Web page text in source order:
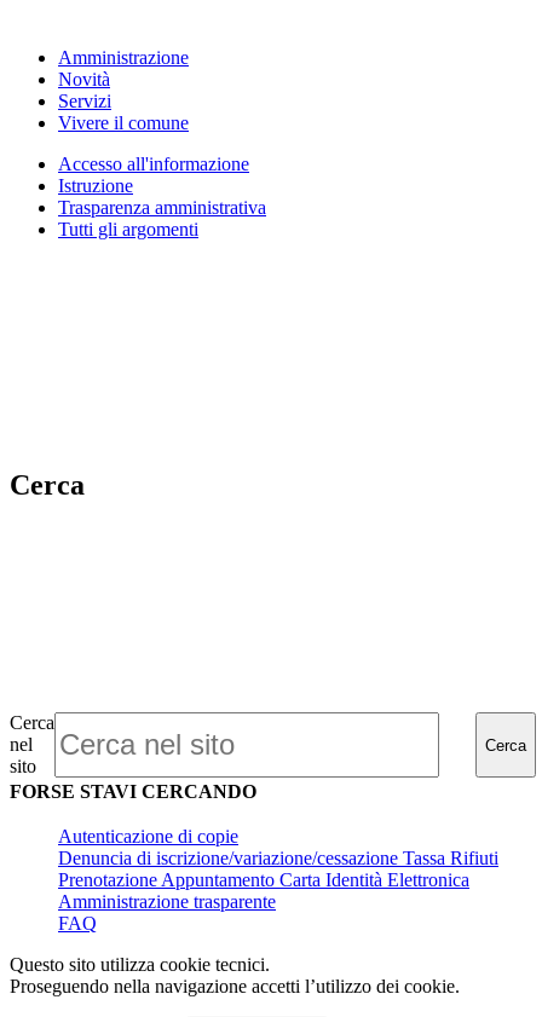
Amministrazione
Novità
Servizi
Vivere il comune
Accesso all'informazione
Istruzione
Trasparenza amministrativa
Tutti gli argomenti
Cerca
Cerca
nel
sito
Cerca
FORSE STAVI CERCANDO
Autenticazione di copie
Denuncia di iscrizione/variazione/cessazione Tassa Rifiuti
Prenotazione Appuntamento Carta Identità Elettronica
Amministrazione trasparente
FAQ
Questo sito utilizza cookie tecnici.
Proseguendo nella navigazione accetti l’utilizzo dei cookie.